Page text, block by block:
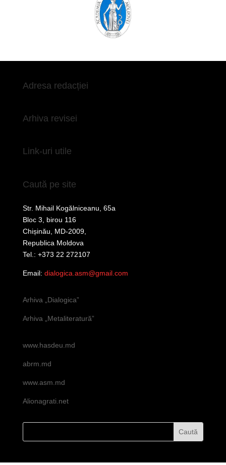
Adresa redacției
Arhiva revisei
Link-uri utile
Caută pe site
Str. Mihail Kogălniceanu, 65a
Bloc 3, birou 116
Chișinău, MD-2009,
Republica Moldova
Tel.: +373 22 272107
Email: dialogica.asm@gmail.com
Arhiva „Dialogica”
Arhiva „Metaliteratură”
www.hasdeu.md
abrm.md
www.asm.md
Alionagrati.net